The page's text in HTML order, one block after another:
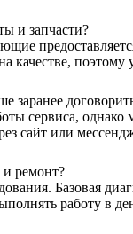
и запчасти?
поэтому
заранее
сервиса,
сайт или
и ремонт?
Базовая
работу в